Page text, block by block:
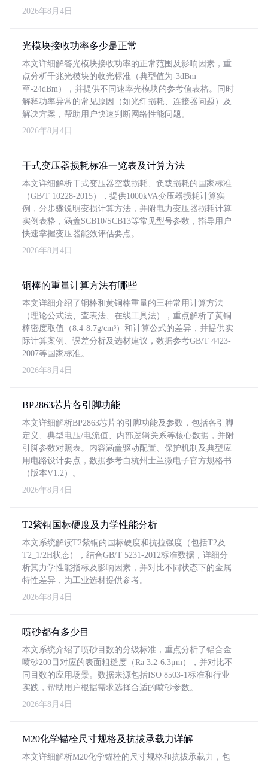
2026年8月4日
光模块接收功率多少是正常
本文详细解答光模块接收功率的正常范围及影响因素，重
点分析千兆光模块的收光标准（典型值为-3dBm
至-24dBm），并提供不同速率光模块的参考值表格。同时
解释功率异常的常见原因（如光纤损耗、连接器问题）及
解决方案，帮助用户快速判断网络性能问题。
2026年8月4日
干式变压器损耗标准一览表及计算方法
本文详细解析干式变压器空载损耗、负载损耗的国家标准
（GB/T 10228-2015），提供1000kVA变压器损耗计算实
例，分步骤说明变损计算方法，并附电力变压器损耗计算
实例表格，涵盖SCB10/SCB13等常见型号参数，指导用户
快速掌握变压器能效评估要点。
2026年8月4日
铜棒的重量计算方法有哪些
本文详细介绍了铜棒和黄铜棒重量的三种常用计算方法
（理论公式法、查表法、在线工具法），重点解析了黄铜
棒密度取值（8.4-8.7g/cm³）和计算公式的差异，并提供实
际计算案例、误差分析及选材建议，数据参考GB/T 4423-
2007等国家标准。
2026年8月4日
BP2863芯片各引脚功能
本文详细解析BP2863芯片的引脚功能及参数，包括各引脚
定义、典型电压/电流值、内部逻辑关系等核心数据，并附
引脚参数对照表。内容涵盖驱动配置、保护机制及典型应
用电路设计要点，数据参考自杭州士兰微电子官方规格书
（版本V1.2）。
2026年8月4日
T2紫铜国标硬度及力学性能分析
本文系统解读T2紫铜的国标硬度和抗拉强度（包括T2及
T2_1/2H状态），结合GB/T 5231-2012标准数据，详细分
析其力学性能指标及影响因素，并对比不同状态下的金属
特性差异，为工业选材提供参考。
2026年8月4日
喷砂都有多少目
本文系统介绍了喷砂目数的分级标准，重点分析了铝合金
喷砂200目对应的表面粗糙度（Ra 3.2-6.3μm），并对比不
同目数的应用场景。数据来源包括ISO 8503-1标准和行业
实践，帮助用户根据需求选择合适的喷砂参数。
2026年8月4日
M20化学锚栓尺寸规格及抗拔承载力详解
本文详细解析M20化学锚栓的尺寸规格和抗拔承载力，包